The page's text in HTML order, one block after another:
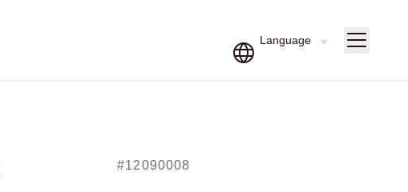
#12090008